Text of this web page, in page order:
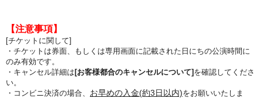
【注意事項】
[チケットに関して]
・チケットは券面、もしくは専用画面に記載された日にちの公演時間に
のみ有効です。
・キャンセル詳細は [お客様都合のキャンセルについて] を確認してくださ
い。
・コンビニ決済の場合、 お早めの入金(約3日以内)をお願いいたしま